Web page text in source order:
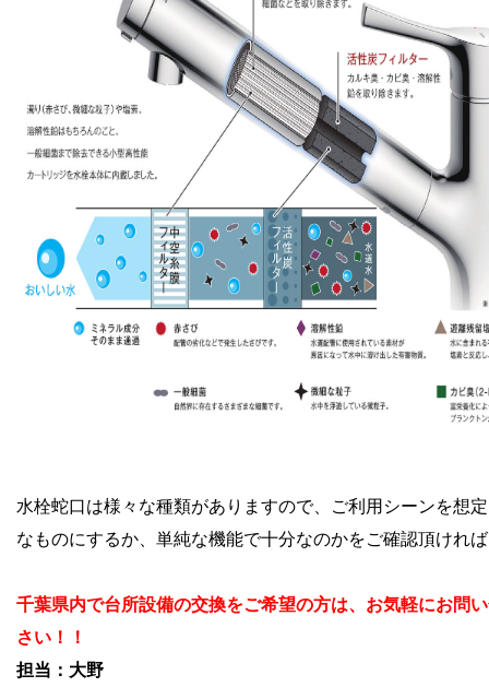
水栓蛇口は様々な種類がありますので、
ご利用シーンを想
なものにするか、単純な機能で十分なのかをご確認頂けれ
千葉県内で台所設備の交換をご希望の方は、お気軽にお問
さい！！
担当：大野